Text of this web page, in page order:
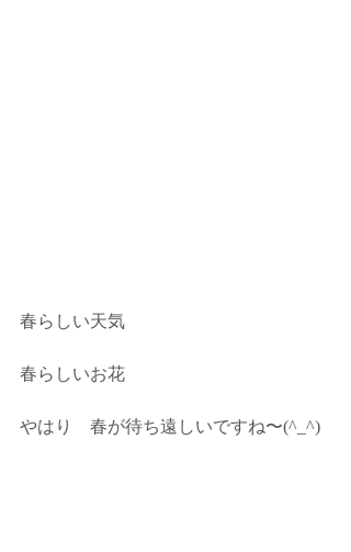
春らしい天気
春らしいお花
やはり　春が待ち遠しいですね〜(^_^)